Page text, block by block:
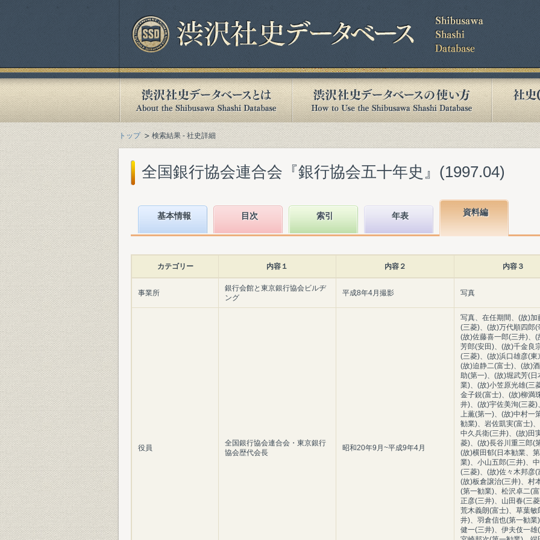
トップ 検索結果 - 社史詳細
全国銀行協会連合会『銀行協会五十年史』(1997.04)
基本情報 目次 索引 年表 資料編
カテゴリー 内容１ 内容２ 内容３
事業所
銀行会館と東京銀行協会ビルヂ
ング
平成8年4月撮影 写真
役員
全国銀行協会連合会・東京銀行
協会歴代会長
昭和20年9月~平成9年4月
写真、在任期間、(故)加
(三菱)、(故)万代順四郎(
(故)佐藤喜一郎(三井)、(
芳郎(安田)、(故)千金良
(三菱)、(故)浜口雄彦(東
(故)迫静二(富士)、(故)
助(第一)、(故)堀武芳(日
業)、(故)小笠原光雄(三
金子鋭(富士)、(故)柳満
井)、(故)宇佐美洵(三菱)
上薫(第一)、(故)中村一
勧業)、岩佐凱実(富士)
中久兵衛(三井)、(故)田
菱)、(故)長谷川重三郎(
(故)横田郁(日本勧業、
業)、小山五郎(三井)、
(三菱)、(故)佐々木邦彦(
(故)板倉譲治(三井)、村
(第一勧業)、松沢卓二(
正彦(三井)、山田春(三
荒木義朗(富士)、草葉敏
井)、羽倉信也(第一勧業
健一(三井)、伊夫伎一雄